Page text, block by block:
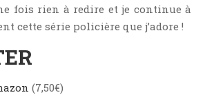
fois rien à redire et je continue à
cette série policière que j’adore !
(7,50€)